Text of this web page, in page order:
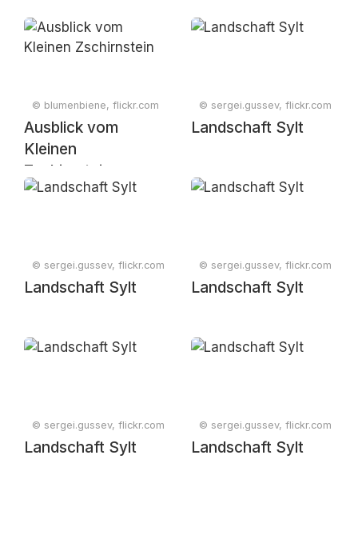
© blumenbiene, flickr.com
Ausblick vom
Kleinen
Zschirnstein
© sergei.gussev, flickr.com
Landschaft Sylt
© sergei.gussev, flickr.com
Landschaft Sylt
© sergei.gussev, flickr.com
Landschaft Sylt
© sergei.gussev, flickr.com
Landschaft Sylt
© sergei.gussev, flickr.com
Landschaft Sylt